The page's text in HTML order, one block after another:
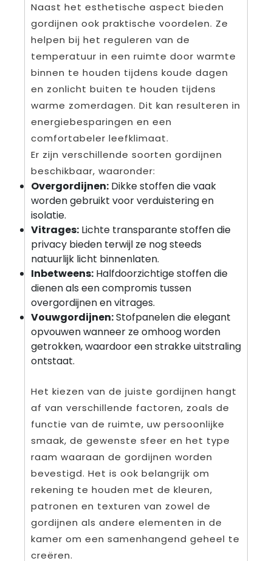
Naast het esthetische aspect bieden
gordijnen ook praktische voordelen. Ze
helpen bij het reguleren van de
temperatuur in een ruimte door warmte
binnen te houden tijdens koude dagen
en zonlicht buiten te houden tijdens
warme zomerdagen. Dit kan resulteren in
energiebesparingen en een
comfortabeler leefklimaat.
Er zijn verschillende soorten gordijnen
beschikbaar, waaronder:
Overgordijnen: Dikke stoffen die vaak
worden gebruikt voor verduistering en
isolatie.
Vitrages: Lichte transparante stoffen die
privacy bieden terwijl ze nog steeds
natuurlijk licht binnenlaten.
Inbetweens: Halfdoorzichtige stoffen die
dienen als een compromis tussen
overgordijnen en vitrages.
Vouwgordijnen:Stofpanelen die elegant
opvouwen wanneer ze omhoog worden
getrokken, waardoor een strakke uitstraling
ontstaat.
Het kiezen van de juiste gordijnen hangt
af van verschillende factoren, zoals de
functie van de ruimte, uw persoonlijke
smaak, de gewenste sfeer en het type
raam waaraan de gordijnen worden
bevestigd. Het is ook belangrijk om
rekening te houden met de kleuren,
patronen en texturen van zowel de
gordijnen als andere elementen in de
kamer om een samenhangend geheel te
creëren.